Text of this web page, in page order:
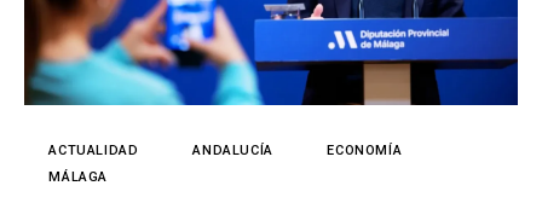
Expertos
Tecnología
Cultura
ACTUALIDAD ANDALUCÍA
ECONOMÍA
MÁLAGA